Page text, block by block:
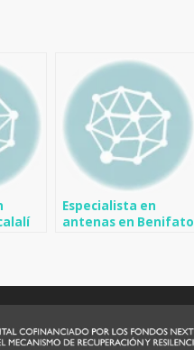
Especialista en
antenas en Benifato